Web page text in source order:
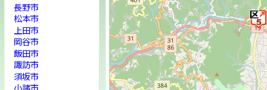
長野市
松本市
上田市
岡谷市
飯田市
諏訪市
須坂市
小諸市